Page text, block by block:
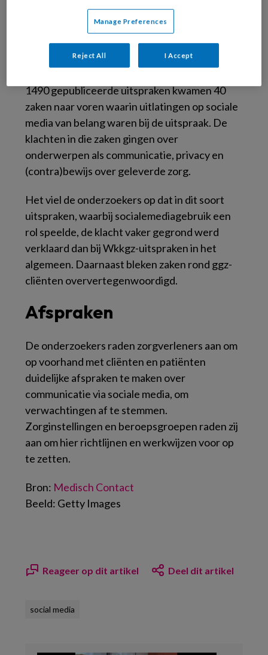
Zij bekeken een databank met daarin Wkkgz-
uitspraken van 16 van de 38 bestaande
zorggeschillencommissies, gedaan in de jaren
1490 gepubliceerde uitspraken kwamen 40
zaken naar voren waarin uitlatingen op sociale
media van belang waren bij de uitspraak. De
klachten in die zaken gingen over
onderwerpen als communicatie, privacy en
(contra)bewijs over geleverde zorg.
Het viel de onderzoekers op dat in dit soort
uitspraken, waarbij socialemediagebruik een
rol speelde, de klacht vaker gegrond werd
verklaard dan bij Wkkgz-uitspraken in het
algemeen. Daarnaast bleken zaken rond ggz-
cliënten oververtegenwoordigd.
Afspraken
De onderzoekers raden zorgverleners aan om
op voorhand met cliënten en patiënten
duidelijke afspraken te maken over
communicatie via sociale media, om
verwachtingen af te stemmen.
Zorginstellingen en beroepsgroepen raden zij
aan om hier richtlijnen en werkwijzen voor op
te zetten.
Bron: Medisch Contact
Beeld: Getty Images
Reageer op dit artikel Deel dit artikel
social media
Manage Preferences
Reject All I Accept